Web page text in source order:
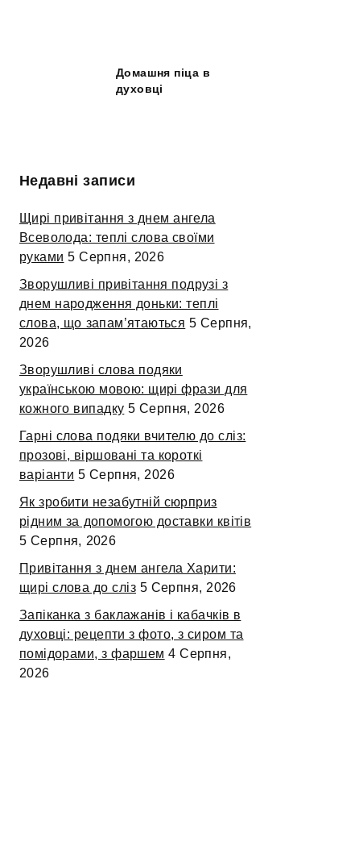
Домашня піца в
духовці
Недавні записи
Щирі привітання з днем ангела
Всеволода: теплі слова своїми
руками 5 Серпня, 2026
Зворушливі привітання подрузі з
днем народження доньки: теплі
слова, що запам’ятаються 5 Серпня,
2026
Зворушливі слова подяки
українською мовою: щирі фрази для
кожного випадку 5 Серпня, 2026
Гарні слова подяки вчителю до сліз:
прозові, віршовані та короткі
варіанти 5 Серпня, 2026
Як зробити незабутній сюрприз
рідним за допомогою доставки квітів
5 Серпня, 2026
Привітання з днем ангела Харити:
щирі слова до сліз 5 Серпня, 2026
Запіканка з баклажанів і кабачків в
духовці: рецепти з фото, з сиром та
помідорами, з фаршем 4 Серпня,
2026